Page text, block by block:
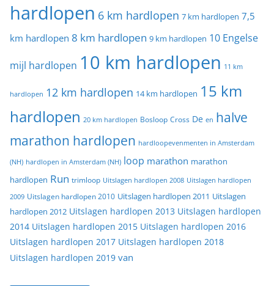
hardlopen 6 km hardlopen 7 km hardlopen 7,5
km hardlopen 8 km hardlopen 9 km hardlopen 10 Engelse
mijl hardlopen 10 km hardlopen 11 km
hardlopen 12 km hardlopen 14 km hardlopen 15 km
hardlopen 20 km hardlopen Bosloop Cross De en halve
marathon hardlopen hardloopevenmenten in Amsterdam
(NH) hardlopen in Amsterdam (NH) loop marathon marathon
hardlopen Run trimloop Uitslagen hardlopen 2008 Uitslagen hardlopen
2009 Uitslagen hardlopen 2010 Uitslagen hardlopen 2011 Uitslagen
hardlopen 2012 Uitslagen hardlopen 2013 Uitslagen hardlopen
2014 Uitslagen hardlopen 2015 Uitslagen hardlopen 2016
Uitslagen hardlopen 2017 Uitslagen hardlopen 2018
Uitslagen hardlopen 2019 van